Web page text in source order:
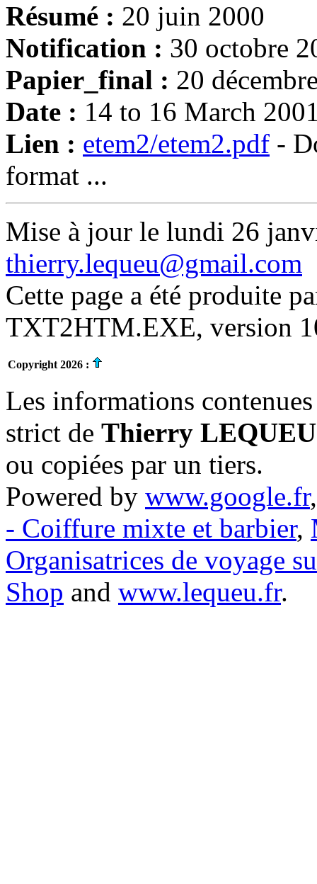
Résumé : 20 juin 2000
Notification : 30 octobre
Papier_final : 20
Date : 14 to 16 March
Lien : etem2/etem2.pdf -
format ...
Mise à jour le lundi 26
thierry.lequeu@gmail.com
Cette page a été produite
TXT2HTM.EXE, version
Copyright 2026 :
Les informations
strict de Thierry LEQUEU
ou copiées par un tiers.
Powered by www.google.fr
- Coiffure mixte et barbier,
Organisatrices de voyage
Shop and www.lequeu.fr.